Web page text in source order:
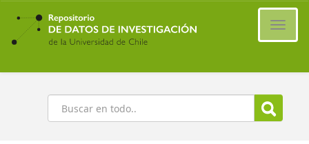
Ir
contenido
principal
Buscar